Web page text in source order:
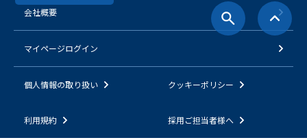
会社概要
マイページログイン
個人情報の取り扱い クッキーポリシー
利用規約 採用ご担当者様へ